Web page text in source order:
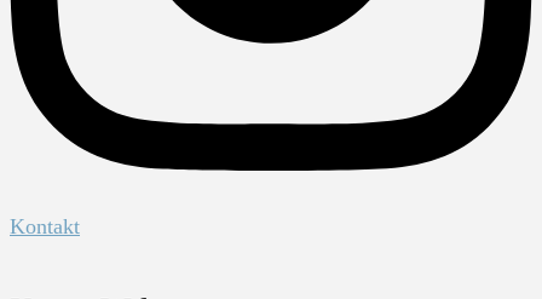
Kontakt